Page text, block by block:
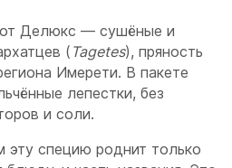
Делюкс — сушёные и
( Tagetes), пряность
Имерети. В пакете
лепестки, без
и соли.
специю роднит только